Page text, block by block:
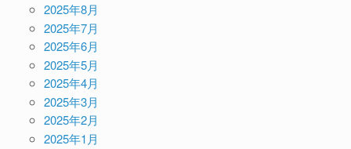
2025年8月
2025年7月
2025年6月
2025年5月
2025年4月
2025年3月
2025年2月
2025年1月